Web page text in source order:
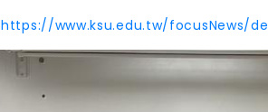
https://www.ksu.edu.tw/focusNews/